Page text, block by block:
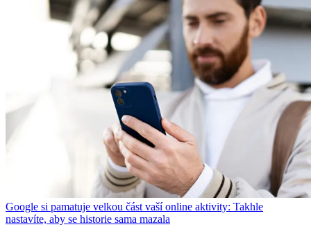
Google si pamatuje velkou část vaší online aktivity: Takhle
nastavíte, aby se historie sama mazala